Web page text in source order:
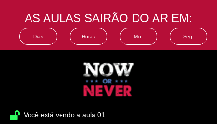
AS AULAS SAIRÃO DO AR EM:
Dias Horas Min. Seg.
Você está vendo a aula 01